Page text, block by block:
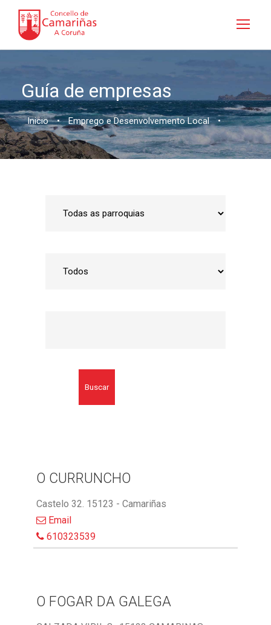
Guía de empresas
Inicio • Emprego e Desenvolvemento Local •
Buscar
O CURRUNCHO
Castelo 32. 15123 - Camariñas
Email
610323539
O FOGAR DA GALEGA